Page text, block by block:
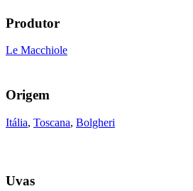
Produtor
Le Macchiole
Origem
Itália, Toscana, Bolgheri
Uvas